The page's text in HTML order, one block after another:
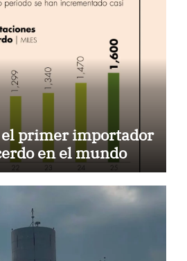
el primer importador
en el mundo